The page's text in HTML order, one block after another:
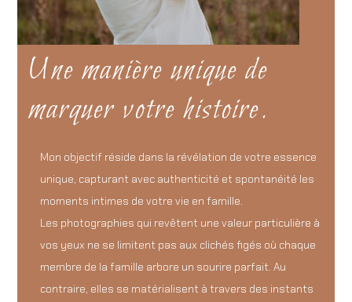
Une manière unique de
marquer votre histoire.
Mon objectif réside dans la révélation de votre essence
unique, capturant avec authenticité et spontanéité les
moments intimes de votre vie en famille.
Les photographies qui revêtent une valeur particulière à
vos yeux ne se limitent pas aux clichés figés où chaque
membre de la famille arbore un sourire parfait. Au
contraire, elles se matérialisent à travers des instants